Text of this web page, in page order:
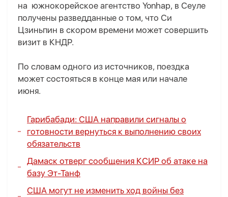
на южнокорейское агентство Yonhap, в Сеуле
получены разведданные о том, что Си
Цзиньпин в скором времени может совершить
визит в КНДР.
По словам одного из источников, поездка
может состояться в конце мая или начале
июня.
Гарибабади: США направили сигналы о
готовности вернуться к выполнению своих
обязательств
Дамаск отверг сообщения КСИР об атаке на
базу Эт-Танф
США могут не изменить ход войны без